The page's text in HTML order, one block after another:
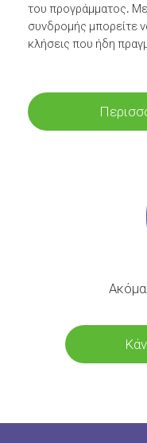
του προγράμματος.
συνδρομής μπορείτε
κλήσεις που ήδη